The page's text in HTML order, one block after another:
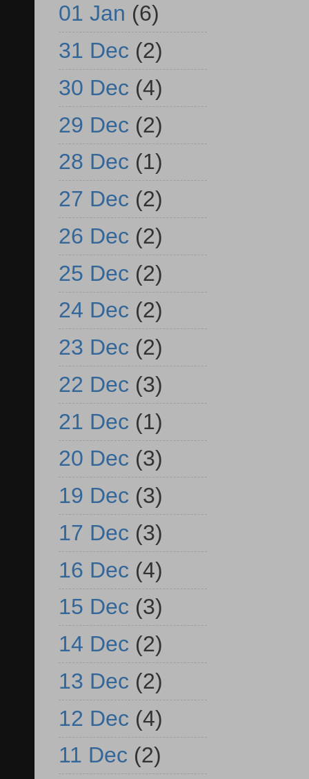
01 Jan (6)
31 Dec (2)
30 Dec (4)
29 Dec (2)
28 Dec (1)
27 Dec (2)
26 Dec (2)
25 Dec (2)
24 Dec (2)
23 Dec (2)
22 Dec (3)
21 Dec (1)
20 Dec (3)
19 Dec (3)
17 Dec (3)
16 Dec (4)
15 Dec (3)
14 Dec (2)
13 Dec (2)
12 Dec (4)
11 Dec (2)